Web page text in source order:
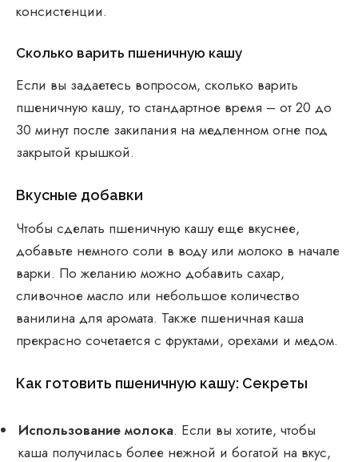
консистенции.
Сколько варить пшеничную кашу
Если вы задаетесь вопросом, сколько варить
пшеничную кашу, то стандартное время – от 20 до
30 минут после закипания на медленном огне под
закрытой крышкой.
Вкусные добавки
Чтобы сделать пшеничную кашу еще вкуснее,
добавьте немного соли в воду или молоко в начале
варки. По желанию можно добавить сахар,
сливочное масло или небольшое количество
ванилина для аромата. Также пшеничная каша
прекрасно сочетается с фруктами, орехами и медом.
Как готовить пшеничную кашу: Секреты
Использование молока. Если вы хотите, чтобы
каша получилась более нежной и богатой на вкус,